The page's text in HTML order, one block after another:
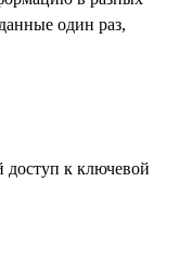
один раз,
к ключевой